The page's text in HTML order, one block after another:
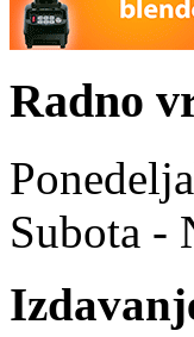
Radno
Subota -